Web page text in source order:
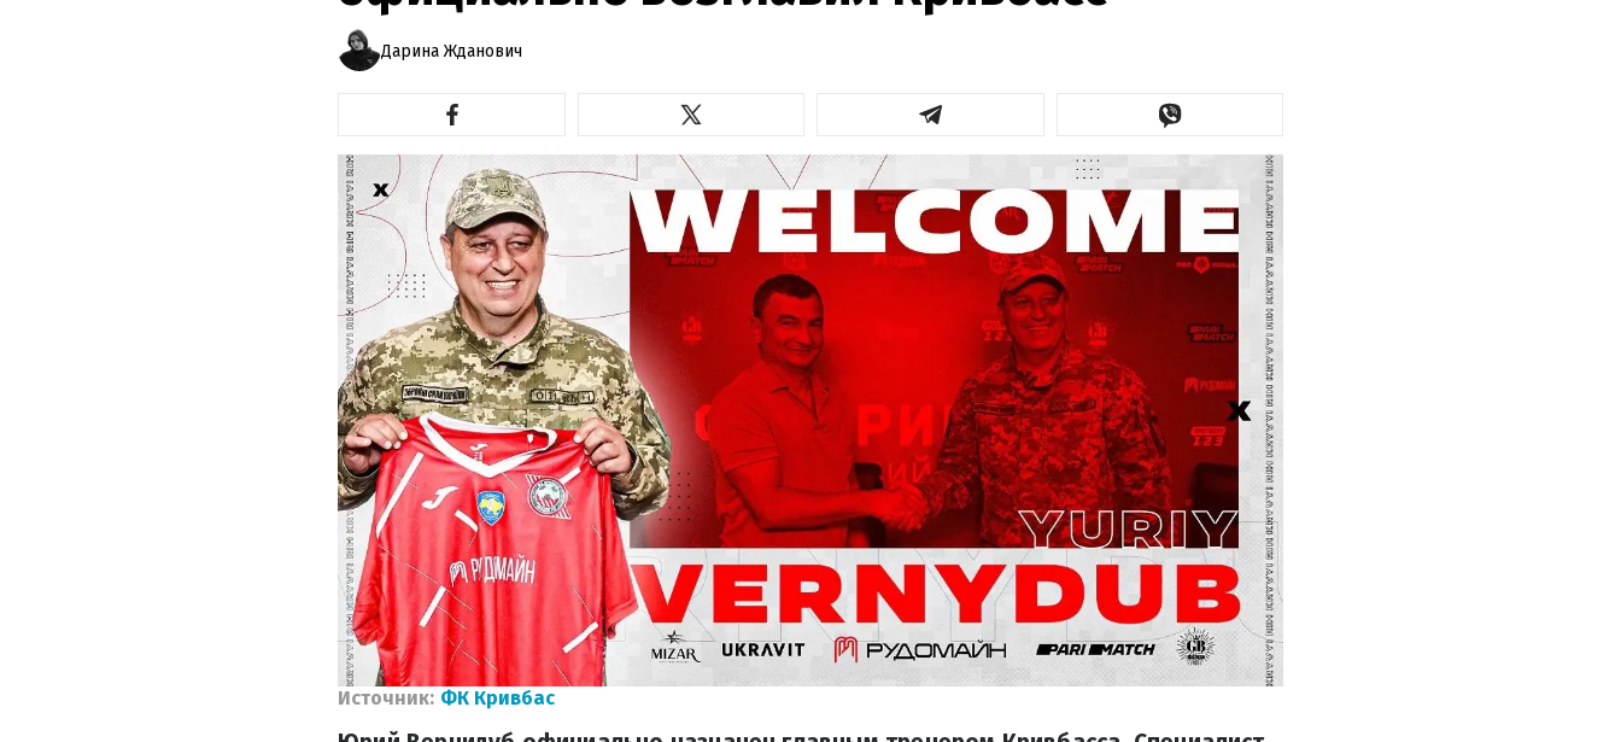
Дарина Жданович
Источник: ФК Кривбас